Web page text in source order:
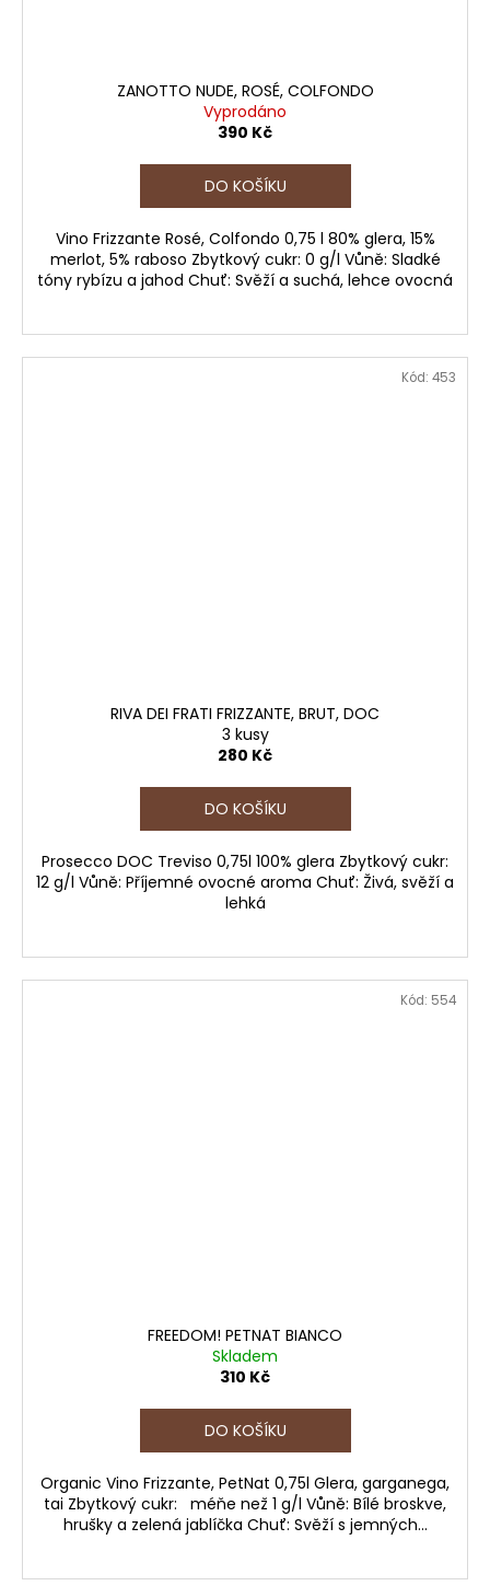
ZANOTTO NUDE, ROSÉ, COLFONDO
Vyprodáno
390 Kč
DO KOŠÍKU
Vino Frizzante Rosé, Colfondo 0,75 l 80% glera, 15%
merlot, 5% raboso Zbytkový cukr: 0 g/l Vůně: Sladké
tóny rybízu a jahod Chuť: Svěží a suchá, lehce ovocná
RIVA DEI FRATI FRIZZANTE, BRUT, DOC
3 kusy
280 Kč
DO KOŠÍKU
Prosecco DOC Treviso 0,75l 100% glera Zbytkový cukr:
12 g/l Vůně: Příjemné ovocné aroma Chuť: Živá, svěží a
lehká
Kód: 453
FREEDOM! PETNAT BIANCO
Skladem
310 Kč
DO KOŠÍKU
Organic Vino Frizzante, PetNat 0,75l Glera, garganega,
tai Zbytkový cukr: méňe než 1 g/l Vůně: Bílé broskve,
hrušky a zelená jablíčka Chuť: Svěží s jemných...
Kód: 554